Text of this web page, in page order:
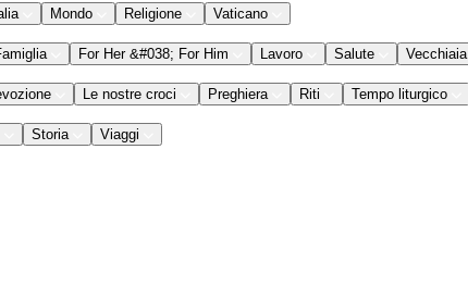
Mondo Religione Vaticano
For Her &#038; For Him Lavoro Salute Vecchiaia
Le nostre croci Preghiera Riti Tempo liturgico
Storia Viaggi